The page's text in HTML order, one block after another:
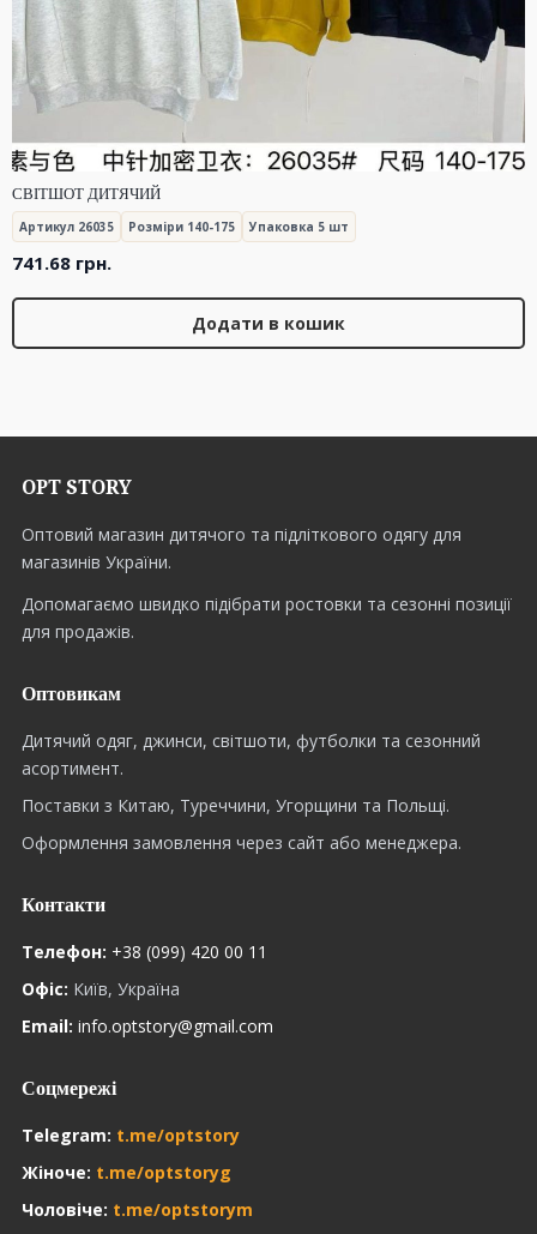
СВІТШОТ ДИТЯЧИЙ
Артикул 26035 Розміри 140-175 Упаковка 5 шт
741.68 грн.
Додати в кошик
OPT STORY
Оптовий магазин дитячого та підліткового одягу для
магазинів України.
Допомагаємо швидко підібрати ростовки та сезонні позиції
для продажів.
Оптовикам
Дитячий одяг, джинси, світшоти, футболки та сезонний
асортимент.
Поставки з Китаю, Туреччини, Угорщини та Польщі.
Оформлення замовлення через сайт або менеджера.
Контакти
Телефон: +38 (099) 420 00 11
Офіс: Київ, Україна
Email: info.optstory@gmail.com
Соцмережі
Telegram: t.me/optstory
Жіноче: t.me/optstoryg
Чоловіче: t.me/optstorym